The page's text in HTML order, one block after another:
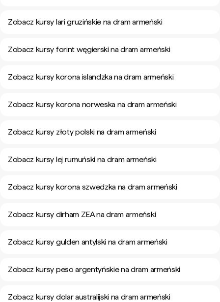
Zobacz kursy lari gruzińskie na dram armeński
Zobacz kursy forint węgierski na dram armeński
Zobacz kursy korona islandzka na dram armeński
Zobacz kursy korona norweska na dram armeński
Zobacz kursy złoty polski na dram armeński
Zobacz kursy lej rumuński na dram armeński
Zobacz kursy korona szwedzka na dram armeński
Zobacz kursy dirham ZEA na dram armeński
Zobacz kursy gulden antylski na dram armeński
Zobacz kursy peso argentyńskie na dram armeński
Zobacz kursy dolar australijski na dram armeński